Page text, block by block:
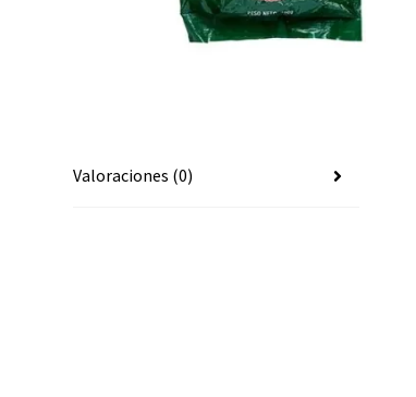
Valoraciones (0)